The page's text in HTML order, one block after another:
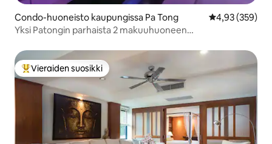
Condo-huoneisto kaupungissa Pa Tong
4,93 (359)
Yksi Patongin parhaista 2 makuuhuoneen
Vieraiden suosikkien parhaimmistoa
Vieraiden suosikki